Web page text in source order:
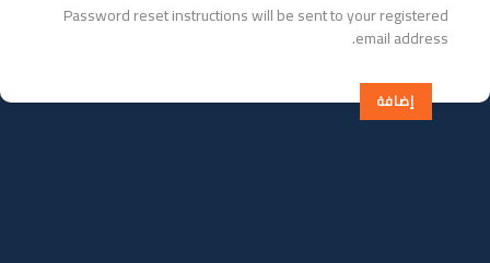
Password reset instructions will be sent to your registered
email address.